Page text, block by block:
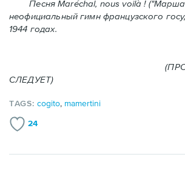
Песня Maréchal, nous voilà !
неофициальный гимн французского
1944 годах.
СЛЕДУЕТ)
TAGS:cogito, mamertini
24